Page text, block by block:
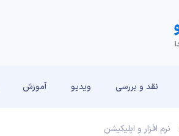
نقد و بررسی‌ ویدیو آموزش
نرم افزار و اپلیکیشن